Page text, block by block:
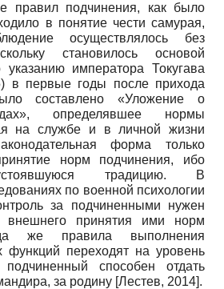
правил подчинения, как было
в понятие чести самурая,
осуществлялось без
становилось основой
императора Токугава
в первые годы после прихода
составлено «Уложение о
определявшее нормы
на службе и в личной жизни
форма только
норм подчинения, ибо
традицию. В
по военной психологии
за подчиненными нужен
внешнего принятия ими норм
же правила выполнения
функций переходят на уровень
способен отдать
за родину [Лестев, 2014].